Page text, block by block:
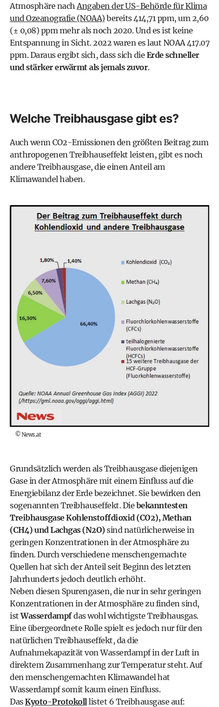
Atmosphäre nach Angaben der US-Behörde für Klima
und Ozeanografie (NOAA) bereits 414,71 ppm, um 2,60
(± 0,08) ppm mehr als noch 2020. Und es ist keine
Entspannung in Sicht. 2022 waren es laut NOAA 417.07
ppm. Daraus ergibt sich, dass sich die Erde schneller
und stärker erwärmt als jemals zuvor.
Welche Treibhausgase gibt es?
Auch wenn CO2-Emissionen den größten Beitrag zum
anthropogenen Treibhauseffekt leisten, gibt es noch
andere Treibhausgase, die einen Anteil am
Klimawandel haben.
©News.at
Grundsätzlich werden als Treibhausgase diejenigen
Gase in der Atmosphäre mit einem Einfluss auf die
Energiebilanz der Erde bezeichnet. Sie bewirken den
sogenannten Treibhauseffekt. Die bekanntesten
Treibhausgase Kohlenstoffdioxid (CO2), Methan
(CH4) und Lachgas (N2O)sind natürlicherweise in
geringen Konzentrationen in der Atmosphäre zu
finden. Durch verschiedene menschengemachte
Quellen hat sich der Anteil seit Beginn des letzten
Jahrhunderts jedoch deutlich erhöht.
Neben diesen Spurengasen, die nur in sehr geringen
Konzentrationen in der Atmosphäre zu finden sind,
istWasserdampfdas wohl wichtigste Treibhausgas.
Eine übergeordnete Rolle spielt es jedoch nur für den
natürlichen Treibhauseffekt, da die
Aufnahmekapazität von Wasserdampf in der Luft in
direktem Zusammenhang zur Temperatur steht. Auf
den menschengemachten Klimawandel hat
Wasserdampf somit kaum einen Einfluss.
DasKyoto-Protokoll listet 6 Treibhausgase auf: